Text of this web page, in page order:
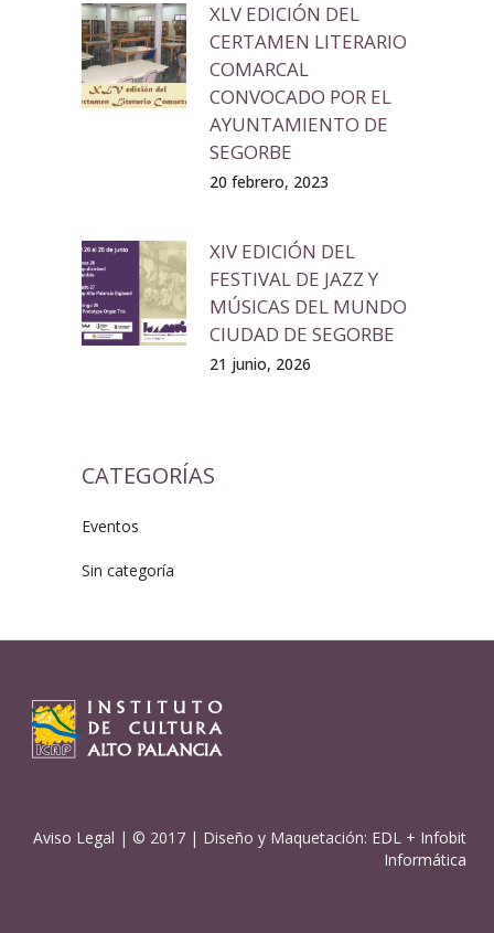
XLV EDICIÓN DEL
CERTAMEN LITERARIO
COMARCAL
CONVOCADO POR EL
AYUNTAMIENTO DE
SEGORBE
20 febrero, 2023
XIV EDICIÓN DEL
FESTIVAL DE JAZZ Y
MÚSICAS DEL MUNDO
CIUDAD DE SEGORBE
21 junio, 2026
CATEGORÍAS
Eventos
Sin categoría
Aviso Legal | © 2017 | Diseño y Maquetación: EDL + Infobit
Informática